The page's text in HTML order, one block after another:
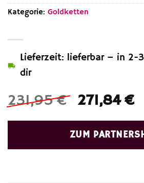
231,95€
war:
231,95 €
271,84€
Lieferzeit: lieferbar – in 2-
dir
ZUM
Kategorie: Goldketten